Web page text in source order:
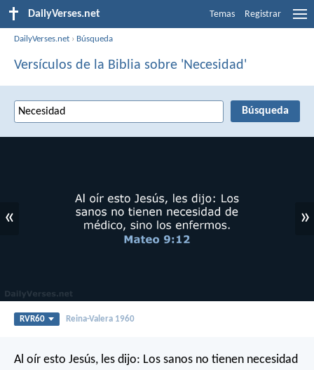
DailyVerses.net Temas Registrar
DailyVerses.net › Búsqueda
Versículos de la Biblia sobre 'Necesidad'
« »
RVR60 Reina-Valera 1960
Al oír esto Jesús, les dijo: Los sanos no tienen necesidad